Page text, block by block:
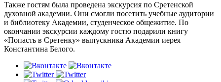
Также гостям была проведена экскурсия по Сретенской
духовной академии. Они смогли посетить учебные аудитории
и библиотеку Академии, студенческое общежитие. По
окончании экскурсии каждому гостю подарили книгу
«Попасть в Сретенку» выпускника Академии иерея
Константина Белого.